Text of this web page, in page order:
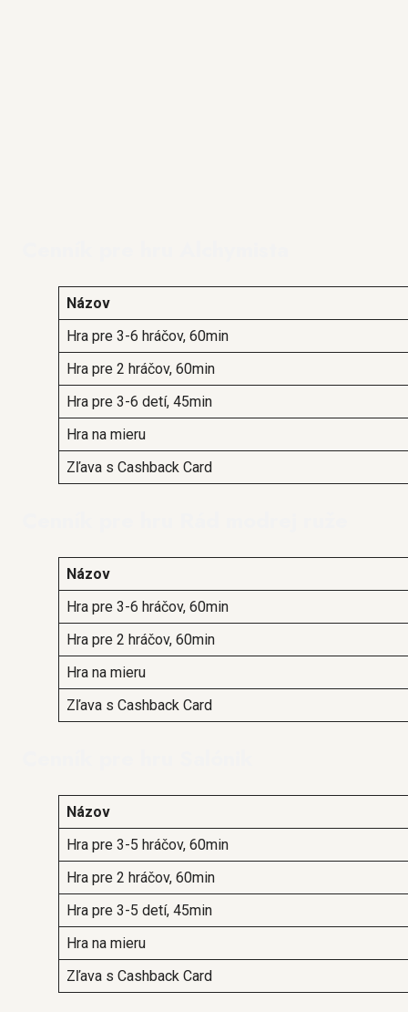
Názov
Hra pre 3-6 hráčov, 60min
Hra pre 2 hráčov, 60min
Hra pre 3-6 detí, 45min
Hra na mieru
Zľava s Cashback Card
Názov
Hra pre 3-6 hráčov, 60min
Hra pre 2 hráčov, 60min
Hra na mieru
Zľava s Cashback Card
Názov
Hra pre 3-5 hráčov, 60min
Hra pre 2 hráčov, 60min
Hra pre 3-5 detí, 45min
Hra na mieru
Zľava s Cashback Card